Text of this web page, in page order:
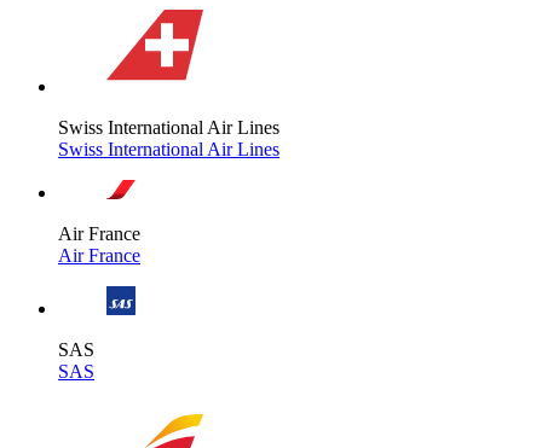
Swiss International Air Lines
Swiss International Air Lines
Air France
Air France
SAS
SAS